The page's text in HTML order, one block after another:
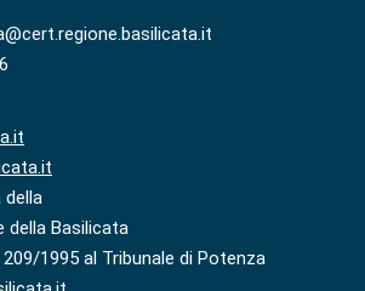
della
della Basilicata
1995 al Tribunale di Potenza